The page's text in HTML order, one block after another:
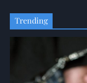
Trending